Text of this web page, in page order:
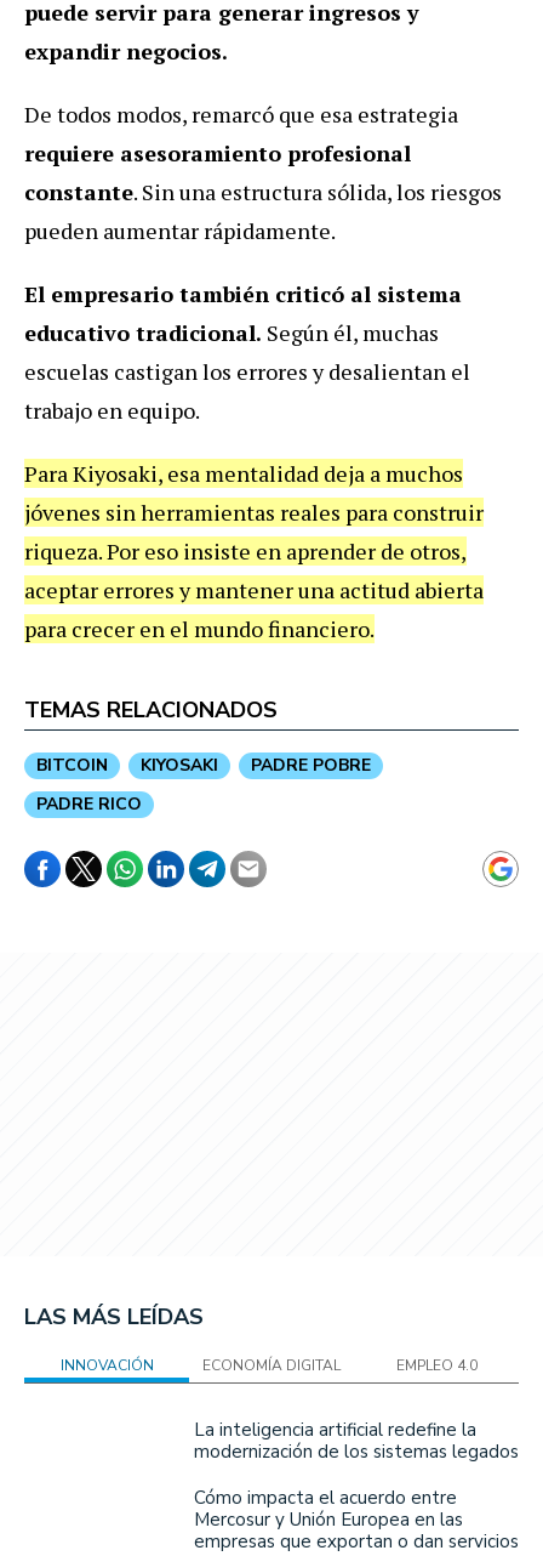
puede servir para generar ingresos y
expandir negocios.
De todos modos, remarcó que esa estrategia
requiere asesoramiento profesional
constante. Sin una estructura sólida, los riesgos
pueden aumentar rápidamente.
El empresario también criticó al sistema
educativo tradicional. Según él, muchas
escuelas castigan los errores y desalientan el
trabajo en equipo.
Para Kiyosaki, esa mentalidad deja a muchos
jóvenes sin herramientas reales para construir
riqueza. Por eso insiste en aprender de otros,
aceptar errores y mantener una actitud abierta
para crecer en el mundo financiero.
TEMAS RELACIONADOS
BITCOIN KIYOSAKI
PADRE POBRE
PADRE RICO
LAS MÁS LEÍDAS
INNOVACIÓN ECONOMÍA DIGITAL EMPLEO 4.0
La inteligencia artificial redefine la
modernización de los sistemas legados
Cómo impacta el acuerdo entre
Mercosur y Unión Europea en las
empresas que exportan o dan servicios